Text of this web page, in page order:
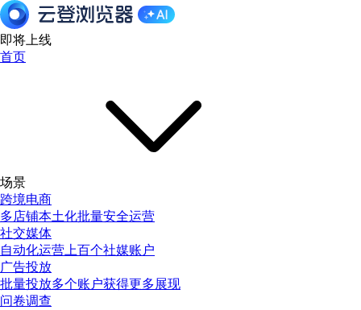
即将上线
首页
场景
跨境电商
多店铺本土化批量安全运营
社交媒体
自动化运营上百个社媒账户
广告投放
批量投放多个账户获得更多展现
问卷调查